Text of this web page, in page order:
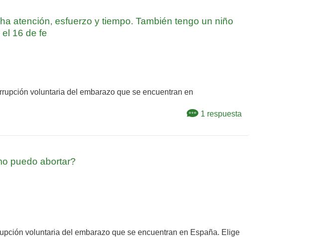
atención, esfuerzo y tiempo. También tengo un niño
16 de fe
voluntaria del embarazo que se encuentran en
1 respuesta
puedo abortar?
voluntaria del embarazo que se encuentran en España. Elige